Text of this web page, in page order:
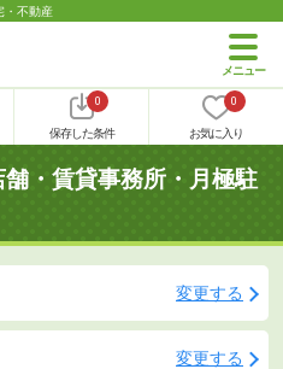
・不動産
0
保存した条件
0
お気に入り
・賃貸事務所・月極駐
変更する
変更する